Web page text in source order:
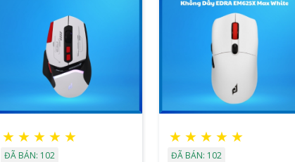
★ ★ ★ ★ ★
ĐÃ BÁN: 102
★ ★ ★ ★ ★
ĐÃ BÁN: 102